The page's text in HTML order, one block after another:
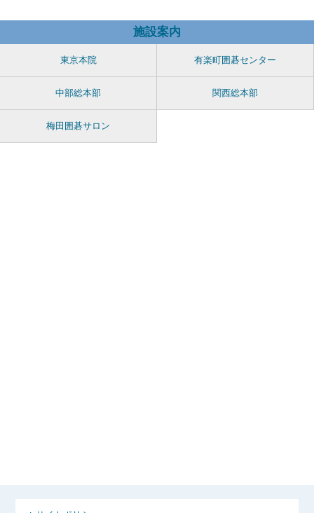
施設案内
東京本院 有楽町囲碁センター
中部総本部 関西総本部
梅田囲碁サロン